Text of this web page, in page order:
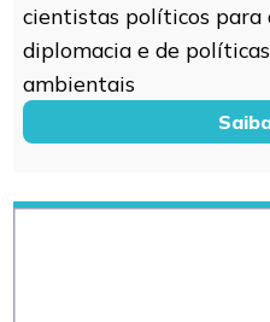
cientistas políticos para
diplomacia e de
ambientais